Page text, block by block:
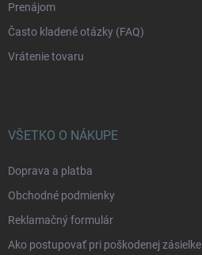
Prenájom
Často kladené otázky (FAQ)
Vrátenie tovaru
VŠETKO O NÁKUPE
Doprava a platba
Obchodné podmienky
Reklamačný formulár
Ako postupovať pri poškodenej zásielke